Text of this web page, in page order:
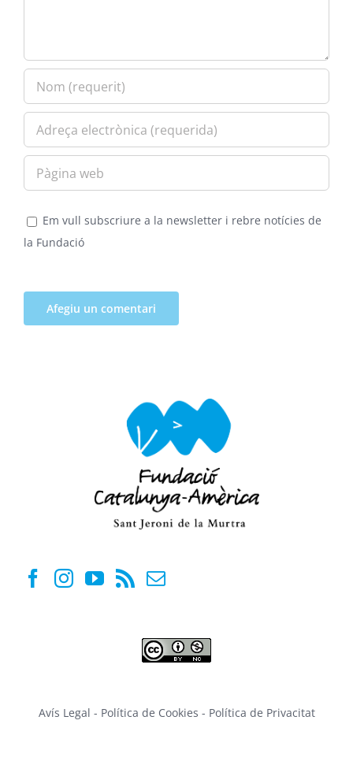
Em vull subscriure a la newsletter i rebre notícies de
la Fundació
Avís Legal - Política de Cookies - Política de Privacitat